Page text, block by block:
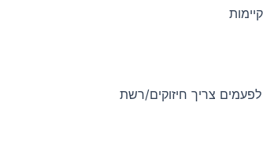
צריך חיזוקים/רשת